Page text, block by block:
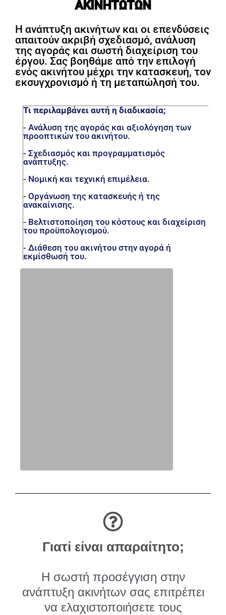
ΑΚΙΝΗΤΩΤΩΝ
Η ανάπτυξη ακινήτων και οι επενδύσεις
απαιτούν ακριβή σχεδιασμό, ανάλυση
της αγοράς και σωστή διαχείριση του
έργου. Σας βοηθάμε από την επιλογή
ενός ακινήτου μέχρι την κατασκευή, τον
εκσυγχρονισμό ή τη μεταπώλησή του.
Τι περιλαμβάνει αυτή η διαδικασία;
- Ανάλυση της αγοράς και αξιολόγηση των
προοπτικών του ακινήτου.
- Σχεδιασμός και προγραμματισμός
ανάπτυξης.
- Νομική και τεχνική επιμέλεια.
- Οργάνωση της κατασκευής ή της
ανακαίνισης.
- Βελτιστοποίηση του κόστους και διαχείριση
του προϋπολογισμού.
- Διάθεση του ακινήτου στην αγορά ή
εκμίσθωσή του.
Γιατί είναι απαραίτητο;
Η σωστή προσέγγιση στην
ανάπτυξη ακινήτων σας επιτρέπει
να ελαχιστοποιήσετε τους